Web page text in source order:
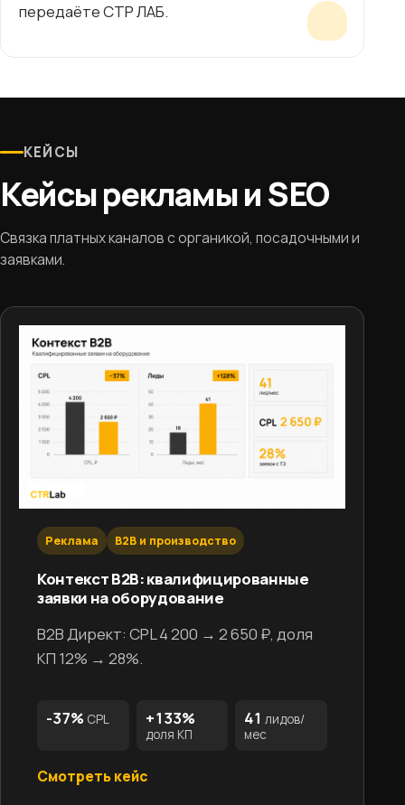
передаёте СТР ЛАБ.
КЕЙСЫ
Кейсы рекламы и SEO
Связка платных каналов с органикой, посадочными и
заявками.
Реклама B2B и производство
Контекст B2B: квалифицированные
заявки на оборудование
B2B Директ: CPL 4 200 → 2 650 ₽, доля
КП 12% → 28%.
-37% CPL +133%
доля КП
41 лидов/
мес
Смотреть кейс